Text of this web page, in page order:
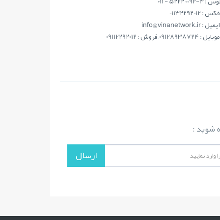
فکس : 01132292012
ايميل : info@vinanetwork.ir
موبايل : 09128938724, فروش : 09112292012
شوید :
ارسال